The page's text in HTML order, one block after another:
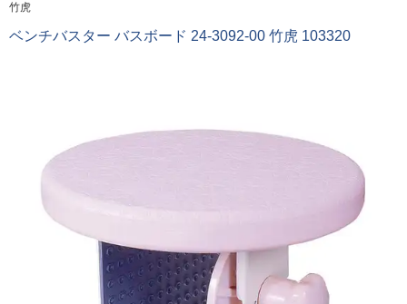
竹虎
ベンチバスター バスボード 24-3092-00 竹虎 103320